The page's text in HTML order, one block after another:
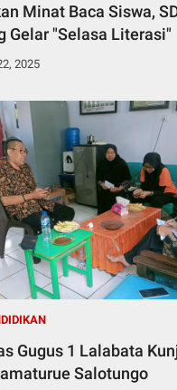
Minat Baca Siswa,
Gelar "Selasa Literasi"
2025
Gugus 1 Lalabata
Salotungo